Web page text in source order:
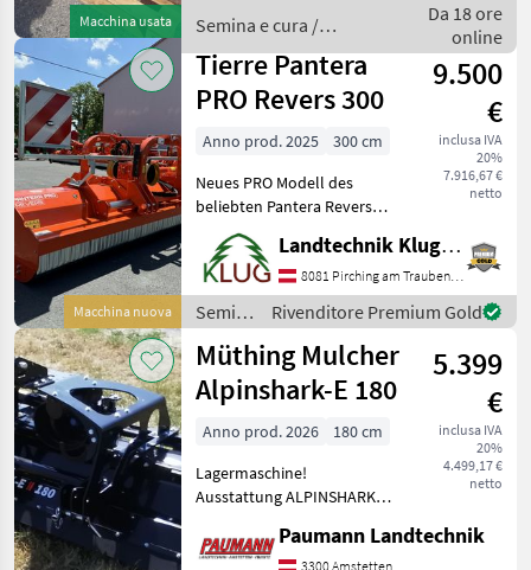
Macchina usata
Seitenverschub, seitlicher
Keilriementrieb, Sehr gut
Semina e cura /
Vogel&Noot
Da 18 ore
online
Macchina nuova
Tierre Pantera
PRO Revers 300
9.500
€
inclusa IVA
20%
7.916,67 €
netto
Anno prod. 2025
300 cm
Neues PRO Modell des
beliebten Pantera Revers
mit umfangreicher
Ausstattung wie: -
verstellbarer, wendbarer &
tauschbarer Gegenschneide
- verstärktem Getriebe -
Landtechnik Klug e. U.
8081 Pirching am Traubenberg
Semina
e cura /
Tierre
Rivenditore Premium Gold
Müthing Mulcher
Alpinshark-E 180
5.399
€
inclusa IVA
20%
4.499,17 €
netto
Anno prod. 2026
180 cm
Lagermaschine!
Ausstattung ALPINSHARK
Heckanbau Dreipunktbock
Paumann Landtechnik
3300 Amstetten